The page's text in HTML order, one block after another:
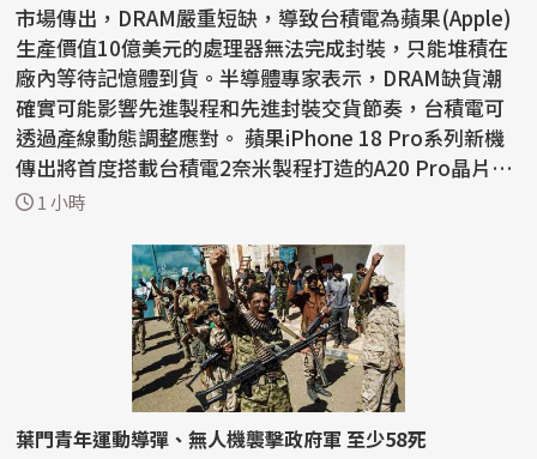
市場傳出，DRAM嚴重短缺，導致台積電為蘋果(Apple)
生產價值10億美元的處理器無法完成封裝，只能堆積在
廠內等待記憶體到貨。半導體專家表示，DRAM缺貨潮
確實可能影響先進製程和先進封裝交貨節奏，台積電可
透過產線動態調整應對。 蘋果iPhone 18 Pro系列新機
傳出將首度搭載台積電2奈米製程打造的A20 Pro晶片，
晶圓製造進...
1 小時
葉門青年運動導彈、無人機襲擊政府軍 至少58死